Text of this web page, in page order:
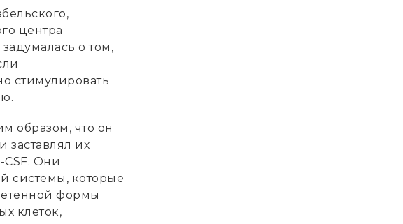
центра
о том,
стимулировать
образом, что он
заставлял их
CSF. Они
системы, которые
формы
клеток,